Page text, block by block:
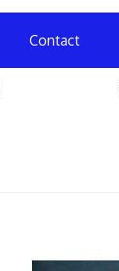
Contact